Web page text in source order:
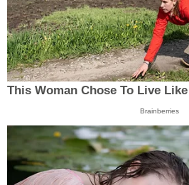
This Woman Chose To Live
Brainberries